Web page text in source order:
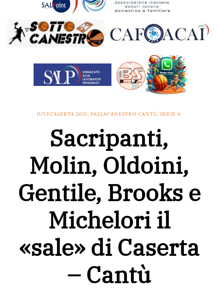
JUVECASERTA 2021, PALLACANESTRO CANTÙ, SERIE A
Sacripanti,
Molin, Oldoini,
Gentile, Brooks e
Michelori il
«sale» di Caserta
– Cantù